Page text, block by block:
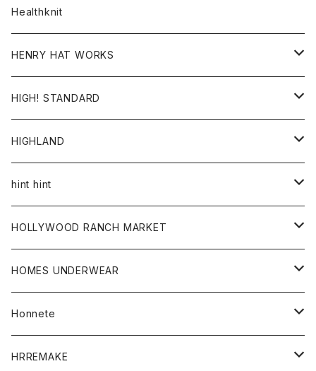
コート
パンツ
Healthknit
HENRY HAT WORKS
帽子
HIGH! STANDARD
アウター
ジャケット
トップス
シャツ
カーディガン
ボトム
グッズ
帽子
HIGHLAND
帽子
hint hint
ストール
HOLLYWOOD RANCH MARKET
アウター
カーディガン
コート
アクセサリー
ウォレット
キッズ
HOMES UNDERWEAR
アウター
カーディガン
キッズ
Honnete
ブラウス
HRREMAKE